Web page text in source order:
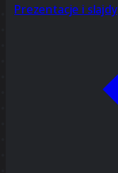
Prezentacje i slajdy